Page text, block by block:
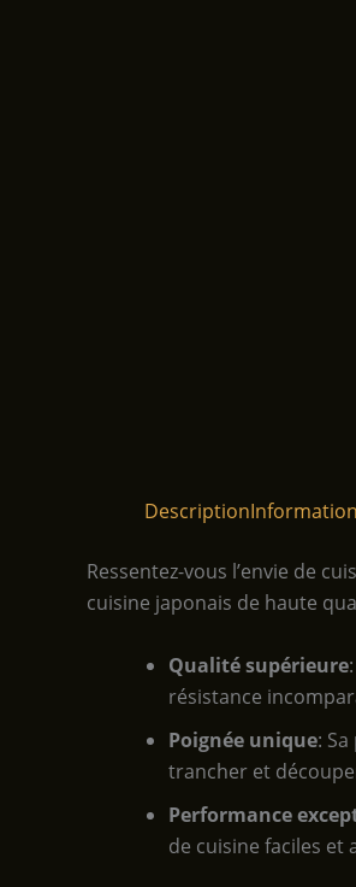
Description
Ressentez-vous l’envie de
cuisine japonais de haute
Qualité supérieure
résistance
Poignée unique:
trancher et
Performance
de cuisine faciles et